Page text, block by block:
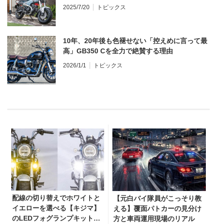
2025/7/20 トピックス
10年、20年後も色褪せない「控えめに言って最
高」GB350 Cを全力で絶賛する理由
2026/1/1 トピックス
配線の切り替えでホワイトと
イエローを選べる【キジマ】
のLEDフォグランプキットに
【元白バイ隊員がこっそり教
える】覆面パトカーの見分け
方と車両運用現場のリアル